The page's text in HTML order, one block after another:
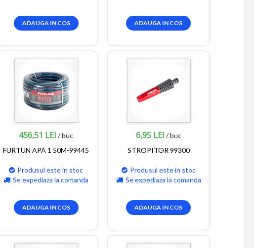
ADAUGA IN COS ADAUGA IN COS
456,51 LEI / buc
FURTUN APA 1 50M-99445
Produsul este in stoc
Se expediaza la comanda
ADAUGA IN COS
6,95 LEI / buc
STROPITOR 99300
Produsul este in stoc
Se expediaza la comanda
ADAUGA IN COS